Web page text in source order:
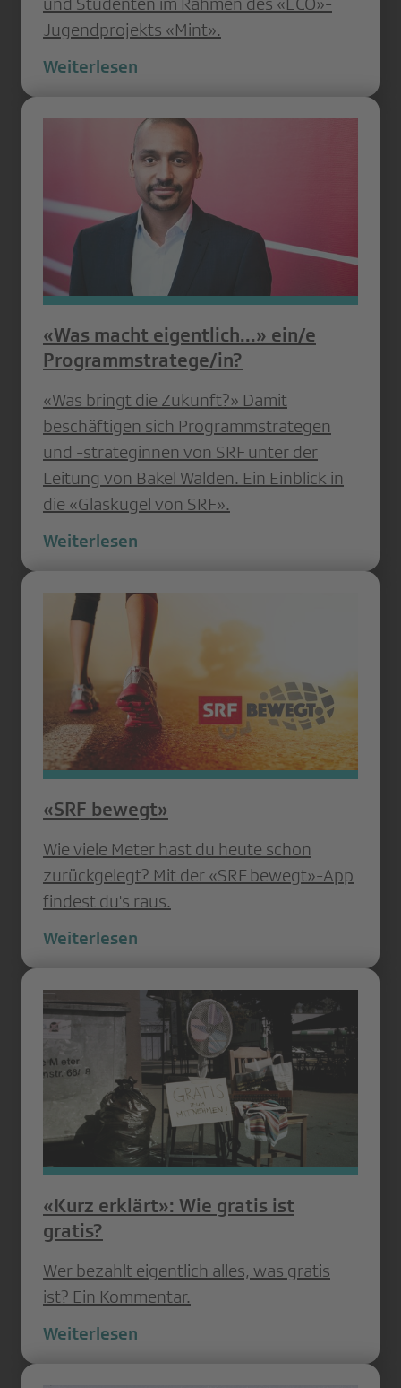
Jugendprojekts «Mint».
Weiterlesen
«Was macht eigentlich...» ein/e
Programmstratege/in?
«Was bringt die Zukunft?» Damit
beschäftigen sich Programmstrategen
und -strateginnen von SRF unter der
Leitung von Bakel Walden. Ein Einblick in
die «Glaskugel von SRF».
Weiterlesen
«SRF bewegt»
Wie viele Meter hast du heute schon
zurückgelegt? Mit der «SRF bewegt»-App
findest du's raus.
Weiterlesen
«Kurz erklärt»: Wie gratis ist
gratis?
Wer bezahlt eigentlich alles, was gratis
ist? Ein Kommentar.
Weiterlesen